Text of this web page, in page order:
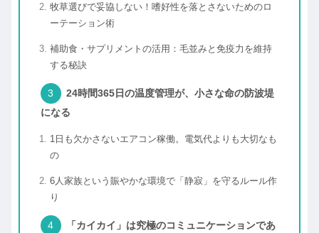
牧草選びで妥協しない！嗜好性を落とさないためのロ
ーテーション術
補助食・サプリメントの活用：毛並みと免疫力を維持
する秘訣
24時間365日の温度管理が、小さな命の防波堤
になる
1日も欠かさないエアコン稼働。電気代よりも大切なも
の
6人家族という賑やかな環境で「静寂」を守るルール作
り
「カイカイ」は究極のコミュニケーションであ